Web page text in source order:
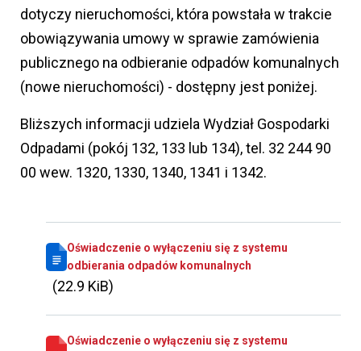
dotyczy nieruchomości, która powstała w trakcie
obowiązywania umowy w sprawie zamówienia
publicznego na odbieranie odpadów komunalnych
(nowe nieruchomości) - dostępny jest poniżej.
Bliższych informacji udziela Wydział Gospodarki
Odpadami (pokój 132, 133 lub 134), tel. 32 244 90
00 wew. 1320, 1330, 1340, 1341 i 1342.
Oświadczenie o wyłączeniu się z systemu
odbierania odpadów komunalnych
(22.9 KiB)
Oświadczenie o wyłączeniu się z systemu